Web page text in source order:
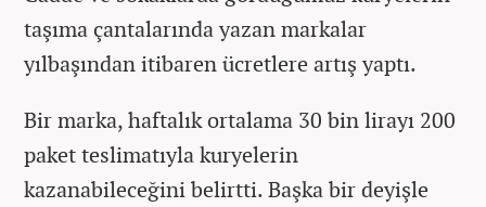
taşıma çantalarında yazan markalar
yılbaşından itibaren ücretlere artış yaptı.
Bir marka, haftalık ortalama 30 bin lirayı 200
paket teslimatıyla kuryelerin
kazanabileceğini belirtti. Başka bir deyişle